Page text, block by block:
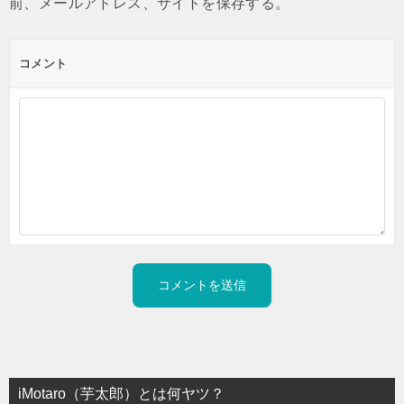
前、メールアドレス、サイトを保存する。
コメント
iMotaro（芋太郎）とは何ヤツ？